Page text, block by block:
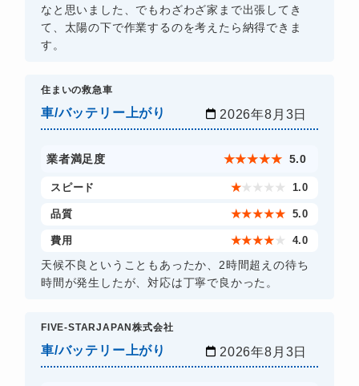
なと思いました、でもわざわざ家まで出張してき
て、太陽の下で作業するのを考えたら納得できま
す。
住まいの救急車
車/バッテリー上がり 2026年8月3日
業者満足度 ★★★★★ 5.0
スピード ★★ ★ ★ ★ 1.0
品質 ★★★★★ 5.0
費用 ★★★★ ★ 4.0
天候不良ということもあったか、2時間超えの待ち
時間が発生したが、対応は丁寧で良かった。
FIVE-STARJAPAN株式会社
車/バッテリー上がり 2026年8月3日